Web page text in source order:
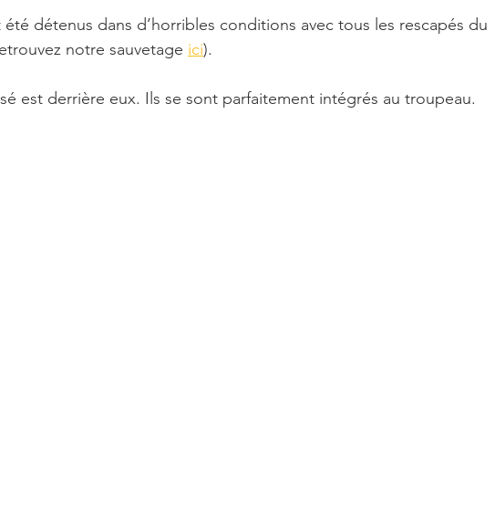
détenus dans d’horribles conditions avec tous les rescapés du
notre sauvetage ici).
est derrière eux. Ils se sont parfaitement intégrés au troupeau.